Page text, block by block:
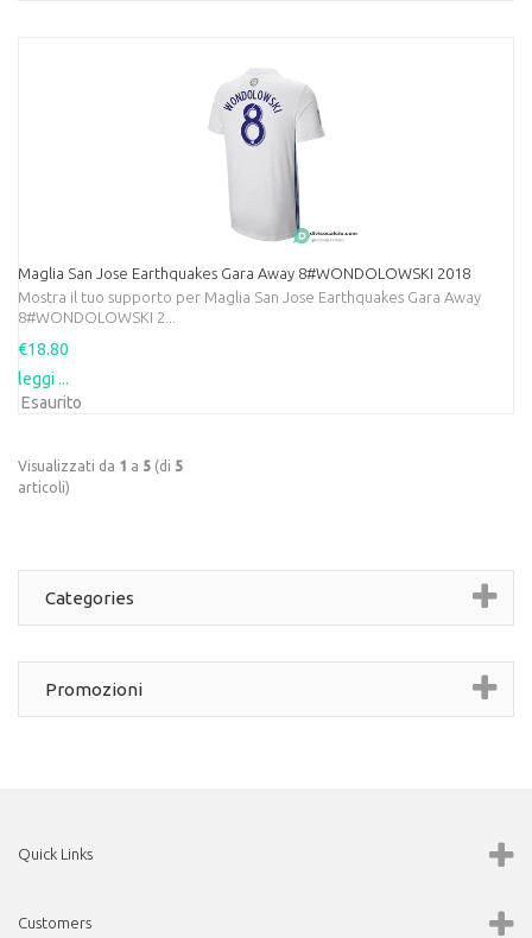
Maglia San Jose Earthquakes Gara Away 8#WONDOLOWSKI 2018
Mostra il tuo supporto per Maglia San Jose Earthquakes Gara Away
8#WONDOLOWSKI 2...
€18.80
leggi ...
Esaurito
Visualizzati da 1 a 5 (di 5
articoli)
Categories
Promozioni
Quick Links
Customers